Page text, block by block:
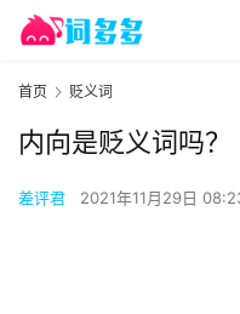
首页 贬义词
内向是贬义词吗？
差评君 2021年11月29日